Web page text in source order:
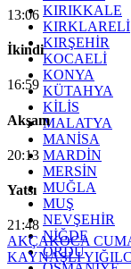
KIRIKKALE
KIRKLARELİ
KIRŞEHİR
KOCAELİ
KONYA
KÜTAHYA
KİLİS
MALATYA
MANİSA
MARDİN
MERSİN
MUĞLA
MUŞ
NEVŞEHİR
NİĞDE
ORDU
13:06
İkindi
16:59
Akşam
20:13
Yatsı
21:48
AKÇAKOCA
KAYNAŞLI